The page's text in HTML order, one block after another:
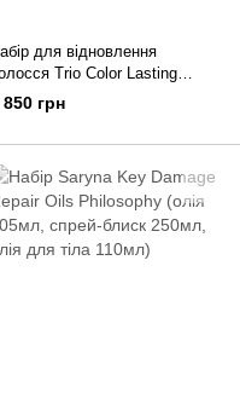
для відновлення
Trio Color Lasting
Key (шампунь 500 мл,
500 мл, олія 105 мл)
850 грн